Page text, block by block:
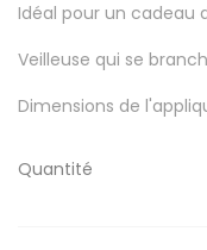
Idéal pour un cadeau
Veilleuse qui se
Dimensions de
Quantité